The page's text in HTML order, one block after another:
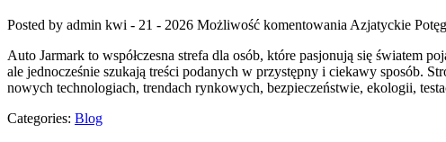
Posted by admin kwi - 21 - 2026 Możliwość komentowania Azjatyckie
Auto Jarmark to współczesna strefa dla osób, które pasjonują się światem
ale jednocześnie szukają treści podanych w przystępny i ciekawy sposób.
nowych technologiach, trendach rynkowych, bezpieczeństwie, ekologii,
Categories: Blog